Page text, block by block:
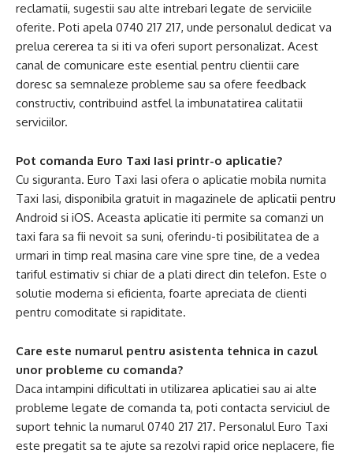
reclamatii, sugestii sau alte intrebari legate de serviciile
oferite. Poti apela 0740 217 217, unde personalul dedicat va
prelua cererea ta si iti va oferi suport personalizat. Acest
canal de comunicare este esential pentru clientii care
doresc sa semnaleze probleme sau sa ofere feedback
constructiv, contribuind astfel la imbunatatirea calitatii
serviciilor.
Pot comanda Euro Taxi Iasi printr-o aplicatie?
Cu siguranta. Euro Taxi Iasi ofera o aplicatie mobila numita
Taxi Iasi, disponibila gratuit in magazinele de aplicatii pentru
Android si iOS. Aceasta aplicatie iti permite sa comanzi un
taxi fara sa fii nevoit sa suni, oferindu-ti posibilitatea de a
urmari in timp real masina care vine spre tine, de a vedea
tariful estimativ si chiar de a plati direct din telefon. Este o
solutie moderna si eficienta, foarte apreciata de clienti
pentru comoditate si rapiditate.
Care este numarul pentru asistenta tehnica in cazul
unor probleme cu comanda?
Daca intampini dificultati in utilizarea aplicatiei sau ai alte
probleme legate de comanda ta, poti contacta serviciul de
suport tehnic la numarul 0740 217 217. Personalul Euro Taxi
este pregatit sa te ajute sa rezolvi rapid orice neplacere, fie